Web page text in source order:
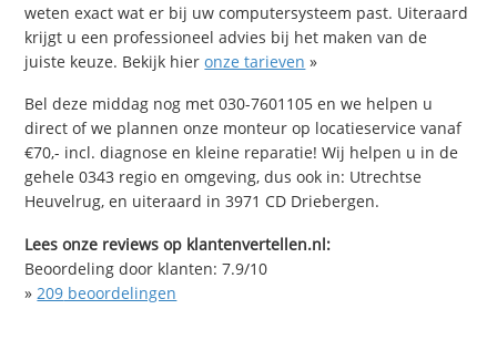
weten exact wat er bij uw computersysteem past. Uiteraard
krijgt u een professioneel advies bij het maken van de
juiste keuze. Bekijk hieronze tarieven »
Bel deze middag nog met 030-7601105 en we helpen u
direct of we plannen onze monteur op locatieservice vanaf
€70,- incl. diagnose en kleine reparatie! Wij helpen u in de
gehele 0343 regio en omgeving, dus ook in: Utrechtse
Heuvelrug, en uiteraard in 3971 CD Driebergen.
Lees onze reviews op klantenvertellen.nl:
Beoordeling door klanten:7.9/10
»209 beoordelingen